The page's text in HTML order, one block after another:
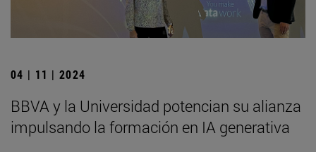
04 | 11 | 2024
BBVA y la Universidad potencian su alianza
impulsando la formación en IA generativa